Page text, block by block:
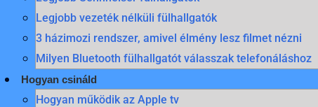
Legjobb vezeték nélküli fülhallgatók
3 házimozi rendszer, amivel élmény lesz filmet nézni
Milyen Bluetooth fülhallgatót válasszak telefonáláshoz
Hogyan csináld
Hogyan működik az Apple tv